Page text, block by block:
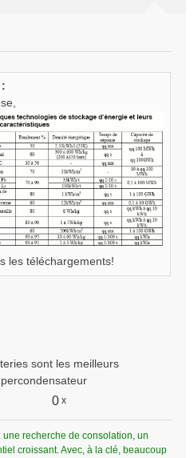
les téléchargements!
sont les meilleurs
0 x
recherche de consolation, un
croissant. Avec, à la clé, beaucoup